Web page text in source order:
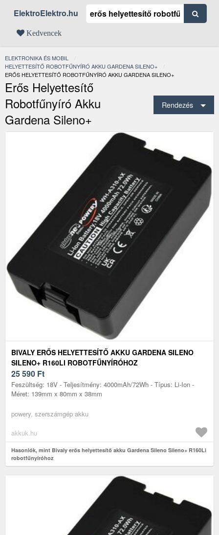
ElektroElektro.hu
Kedvencek
ELEKTRONIKA ÉS MOBIL
HELYETTESÍTŐ ROBOTFŰNYÍRÓ AKKU GARDENA SILENO+
JELENLEGI:
ERŐS HELYETTESÍTŐ ROBOTFŰNYÍRÓ AKKU GARDENA SILENO+
Erős Helyettesítő
Robotfűnyíró Akku
Gardena Sileno+
Rendezés
BIVALY ERŐS HELYETTESÍTŐ AKKU GARDENA SILENO
SILENO+ R160LI ROBOTFŰNYÍRÓHOZ
25 590 Ft
Feszültség: 18V - Teljesítmény: 4000mAh/72Wh - Típus: Li-Ion -
Méret: 139mm x 80mm x 38mm
powery, szerszámgép akku
akkuk.hu
Hasonlók, mint Bivaly erős helyettesítő akku Gardena Sileno Sileno+ R160Li
robotfűnyíróhoz